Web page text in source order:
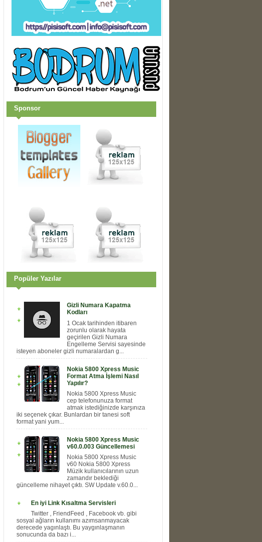
Sponsor
Popüler Yazılar
Gizli Numara Kapatma
Kodları
1 Ocak tarihinden itibaren
zorunlu olarak hayata
geçirilen Gizli Numara
Engelleme Servisi sayesinde
isteyen aboneler gizli numaralardan g...
Nokia 5800 Xpress Music
Format Atma İşlemi Nasıl
Yapılır?
Nokia 5800 Xpress Music
cep telefonunuza format
atmak istediğinizde karşınıza
iki seçenek çıkar. Bunlardan bir tanesi soft
format yani yum...
Nokia 5800 Xpress Music
v60.0.003 Güncellemesi
Nokia 5800 Xpress Music
v60 Nokia 5800 Xpress
Müzik kullanıcılarının uzun
zamandır beklediği
güncelleme nihayet çıktı. SW Update v.60.0...
En iyi Link Kısaltma Servisleri
Twitter , FriendFeed , Facebook vb. gibi
sosyal ağların kullanımı azımsanmayacak
derecede yagınlaştı. Bu yaygınlaşmanın
sonucunda da bazı i...